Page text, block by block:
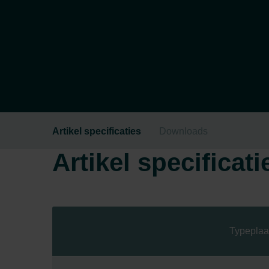
Artikel specificaties Downloads
Artikel